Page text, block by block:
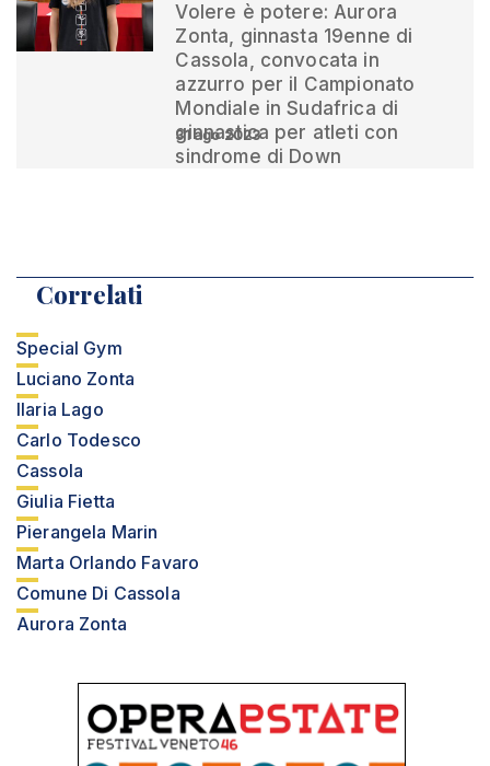
Volere è potere: Aurora
Zonta, ginnasta 19enne di
Cassola, convocata in
azzurro per il Campionato
Mondiale in Sudafrica di
ginnastica per atleti con
sindrome di Down
31 ago 2023
Correlati
Special Gym
Luciano Zonta
Ilaria Lago
Carlo Todesco
Cassola
Giulia Fietta
Pierangela Marin
Marta Orlando Favaro
Comune Di Cassola
Aurora Zonta